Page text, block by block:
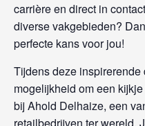
carrière en direct in
diverse vakgebieden?
perfecte kans voor jou!
Tijdens deze
mogelijkheid om een
bij Ahold Delhaize, een